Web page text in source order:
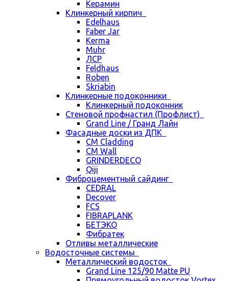
Керамин
Клинкерный кирпич
Edelhaus
Faber Jar
Kerma
Muhr
ЛСР
Feldhaus
Roben
Skriabin
Клинкерные подоконники
Клинкерный подоконник
Стеновой профнастил (Профлист)
Grand Line / Гранд Лайн
Фасадные доски из ДПК
CM Cladding
CM Wall
GRINDERDECO
Qiji
Фиброцементный сайдинг
CEDRAL
Decover
FCS
FIBRAPLANK
БЕТЭКО
Фибратек
Отливы металлические
Водосточные системы
Металлический водосток
Grand Line 125/90 Matte PU